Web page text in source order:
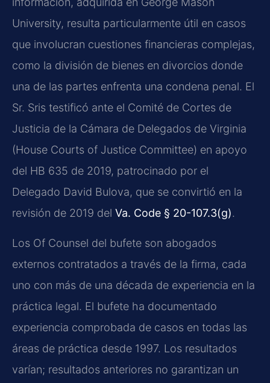
University, resulta particularmente útil en casos
que involucran cuestiones financieras complejas,
como la división de bienes en divorcios donde
una de las partes enfrenta una condena penal. El
Sr. Sris testificó ante el Comité de Cortes de
Justicia de la Cámara de Delegados de Virginia
(House Courts of Justice Committee) en apoyo
del HB 635 de 2019, patrocinado por el
Delegado David Bulova, que se convirtió en la
revisión de 2019 del Va. Code § 20-107.3(g).
Los Of Counsel del bufete son abogados
externos contratados a través de la firma, cada
uno con más de una década de experiencia en la
práctica legal. El bufete ha documentado
experiencia comprobada de casos en todas las
áreas de práctica desde 1997. Los resultados
varían; resultados anteriores no garantizan un